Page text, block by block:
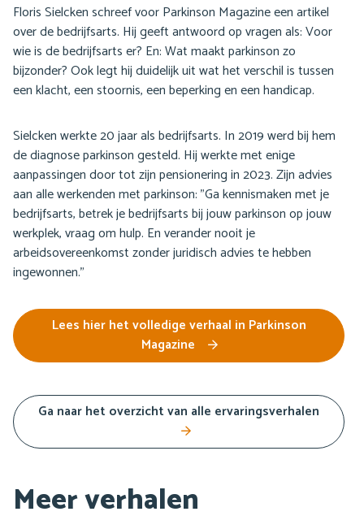
Floris Sielcken schreef voor Parkinson Magazine een artikel
over de bedrijfsarts. Hij geeft antwoord op vragen als: Voor
wie is de bedrijfsarts er? En: Wat maakt parkinson zo
bijzonder? Ook legt hij duidelijk uit wat het verschil is tussen
een klacht, een stoornis, een beperking en een handicap.
Sielcken werkte 20 jaar als bedrijfsarts. In 2019 werd bij hem
de diagnose parkinson gesteld. Hij werkte met enige
aanpassingen door tot zijn pensionering in 2023. Zijn advies
aan alle werkenden met parkinson: "Ga kennismaken met je
bedrijfsarts, betrek je bedrijfsarts bij jouw parkinson op jouw
werkplek, vraag om hulp. En verander nooit je
arbeidsovereenkomst zonder juridisch advies te hebben
ingewonnen."
Lees hier het volledige verhaal in Parkinson
Magazine
Ga naar het overzicht van alle ervaringsverhalen
Meer verhalen